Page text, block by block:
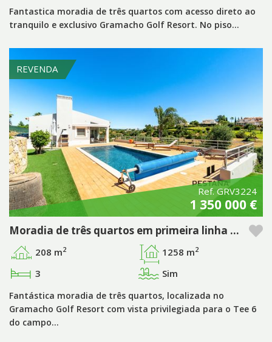
Fantastica moradia de três quartos com acesso direto ao
tranquilo e exclusivo Gramacho Golf Resort. No piso…
REVENDA
Ref. GRV3224
1 350 000 €
Moradia de três quartos em primeira linha de golfe no Pestana Gramacho Golf Resort, Carvoeiro - Algarve
208 m2 1258 m2
3 Sim
Fantástica moradia de três quartos, localizada no
Gramacho Golf Resort com vista privilegiada para o Tee 6
do campo…